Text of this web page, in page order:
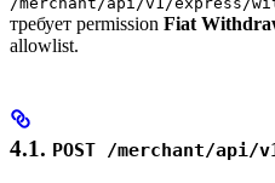
требует permission Fiat
allowlist.
4.1. POST /merchant/api/